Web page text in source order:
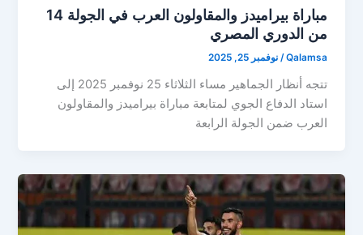
مباراة بيراميدز والمقاولون العرب في الجولة 14
من الدوري المصري
Qalamsa
/نوفمبر 25, 2025
تتجه أنظار الجماهير مساء الثلاثاء 25 نوفمبر 2025 إلى
استاد الدفاع الجوي لمتابعة مباراة بيراميدز والمقاولون
العرب ضمن الجولة الرابعة